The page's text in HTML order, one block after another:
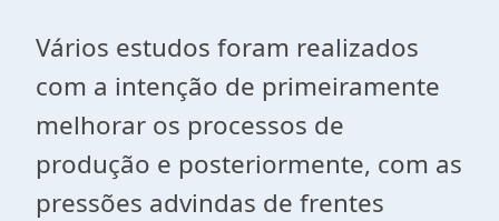
Vários estudos foram realizados
com a intenção de primeiramente
melhorar os processos de
produção e posteriormente, com as
pressões advindas de frentes